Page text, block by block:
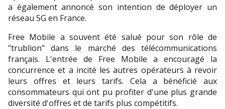
a également annoncé son intention de déployer un
réseau 5G en France.
Free Mobile a souvent été salué pour son rôle de
"trublion" dans le marché des télécommunications
français. L'entrée de Free Mobile a encouragé la
concurrence et a incité les autres opérateurs à revoir
leurs offres et leurs tarifs. Cela a bénéficié aux
consommateurs qui ont pu profiter d'une plus grande
diversité d'offres et de tarifs plus compétitifs.